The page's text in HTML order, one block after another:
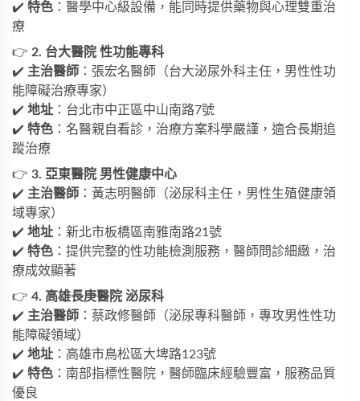
✔️ 特色 ：醫學中心級設備，能同時提供藥物與心理雙重治
療
👉 2. 台大醫院 性功能專科
✔️ 主治醫師 ：張宏名醫師（台大泌尿外科主任，男性性功
能障礙治療專家）
✔️ 地址 ：台北市中正區中山南路7號
✔️ 特色 ：名醫親自看診，治療方案科學嚴謹，適合長期追
蹤治療
👉 3. 亞東醫院 男性健康中心
✔️ 主治醫師 ：黃志明醫師（泌尿科主任，男性生殖健康領
域專家）
✔️ 地址 ：新北市板橋區南雅南路21號
✔️ 特色 ：提供完整的性功能檢測服務，醫師問診細緻，治
療成效顯著
👉 4. 高雄長庚醫院 泌尿科
✔️ 主治醫師 ：蔡政修醫師（泌尿專科醫師，專攻男性性功
能障礙領域）
✔️ 地址 ：高雄市鳥松區大埤路123號
✔️ 特色 ：南部指標性醫院，醫師臨床經驗豐富，服務品質
優良